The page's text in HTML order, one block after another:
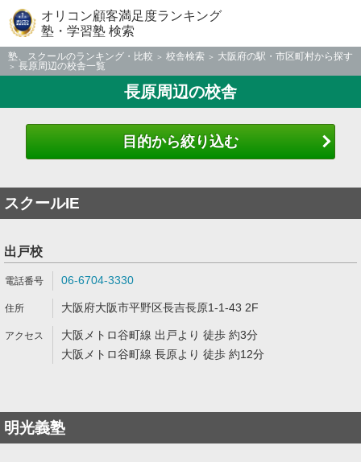
オリコン顧客満足度ランキング
塾・学習塾 検索
塾、スクールのランキング・比較 校舎検索
大阪府の駅・市区町村から探す
長原周辺の校舎一覧
長原周辺の校舎
目的から絞り込む
スクールIE
出戸校
06-6704-3330
大阪府大阪市平野区長吉長原1-1-43 2F
大阪メトロ谷町線 出戸より 徒歩 約3分
大阪メトロ谷町線 長原より 徒歩 約12分
明光義塾